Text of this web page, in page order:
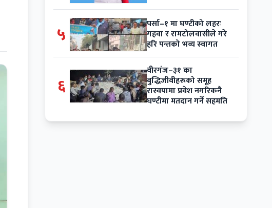
५ पर्सा–१ मा घण्टीको लहरः
गहवा र रामटोलवासीले गरे
हरि पन्तको भव्य स्वागत
६
वीरगंज–३१ का
बुद्धिजीवीहरूको समूह
रास्वपामा प्रवेश नगरिकनै
घण्टीमा मतदान गर्ने सहमति